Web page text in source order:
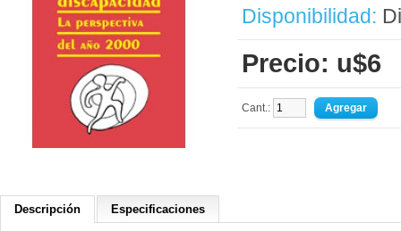
Disponibilidad:
Precio: u$6
Cant.:
Descripción Especificaciones